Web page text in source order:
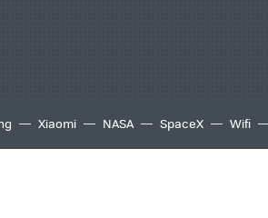
Xiaomi NASA SpaceX Wifi